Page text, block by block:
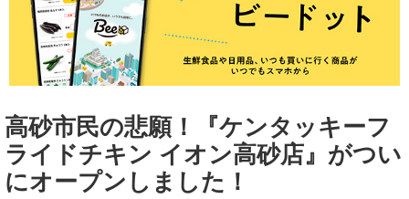
高砂市民の悲願！『ケンタッキーフ
ライドチキン イオン高砂店』がつい
にオープンしました！